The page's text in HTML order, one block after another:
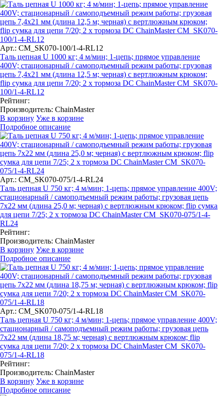
Арт.: CM_SK070-100/1-4-RL12
Таль цепная U 1000 кг; 4 м/мин; 1-цепь; прямое управление
400V; стационарный / самоподъемный режим работы; грузовая
цепь 7,4х21 мм (длина 12,5 м; черная) с вертлюжным крюком;
flip сумка для цепи 7/20; 2 x тормоза DC ChainMaster CM_SK070-
100/1-4-RL12
Рейтинг:
Производитель: ChainMaster
В корзину Уже в корзине
Подробное описание
Арт.: CM_SK070-075/1-4-RL24
Таль цепная U 750 кг; 4 м/мин; 1-цепь; прямое управление 400V;
стационарный / самоподъемный режим работы; грузовая цепь
7х22 мм (длина 25,0 м; черная) с вертлюжным крюком; flip сумка
для цепи 7/25; 2 x тормоза DC ChainMaster CM_SK070-075/1-4-
RL24
Рейтинг:
Производитель: ChainMaster
В корзину Уже в корзине
Подробное описание
Арт.: CM_SK070-075/1-4-RL18
Таль цепная U 750 кг; 4 м/мин; 1-цепь; прямое управление 400V;
стационарный / самоподъемный режим работы; грузовая цепь
7х22 мм (длина 18,75 м; черная) с вертлюжным крюком; flip
сумка для цепи 7/20; 2 x тормоза DC ChainMaster CM_SK070-
075/1-4-RL18
Рейтинг:
Производитель: ChainMaster
В корзину Уже в корзине
Подробное описание